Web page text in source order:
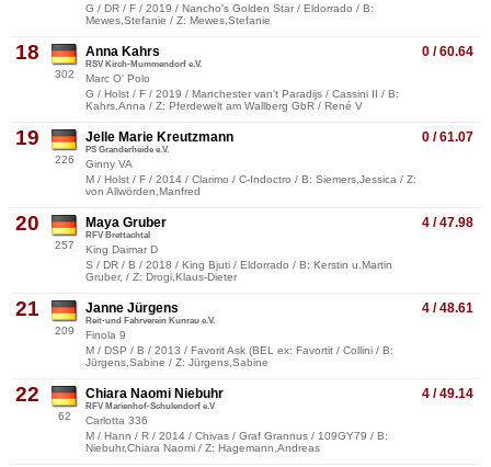
G / DR / F / 2019 / Nancho's Golden Star / Eldorrado / B:
Mewes,Stefanie / Z: Mewes,Stefanie
18
302
0 / 60.64
Anna Kahrs
RSV Kirch-Mummendorf e.V.
Marc O' Polo
G / Holst / F / 2019 / Manchester van't Paradijs / Cassini II / B:
Kahrs,Anna / Z: Pferdewelt am Wallberg GbR / René V
19
226
0 / 61.07
Jelle Marie Kreutzmann
PS Granderheide e.V.
Ginny VA
M / Holst / F / 2014 / Clarimo / C-Indoctro / B: Siemers,Jessica / Z:
von Allwörden,Manfred
20
257
4 / 47.98
Maya Gruber
RFV Brettachtal
King Daimar D
S / DR / B / 2018 / King Bjuti / Eldorrado / B: Kerstin u.Martin
Gruber, / Z: Drogi,Klaus-Dieter
21
209
4 / 48.61
Janne Jürgens
Reit-und Fahrverein Kunrau e.V.
Finola 9
M / DSP / B / 2013 / Favorit Ask (BEL ex: Favortit / Collini / B:
Jürgens,Sabine / Z: Jürgens,Sabine
22
62
4 / 49.14
Chiara Naomi Niebuhr
RFV Marienhof-Schulendorf e.V
Carlotta 336
M / Hann / R / 2014 / Chivas / Graf Grannus / 109GY79 / B:
Niebuhr,Chiara Naomi / Z: Hagemann,Andreas